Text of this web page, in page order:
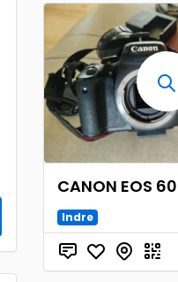
CANON EOS
Indre